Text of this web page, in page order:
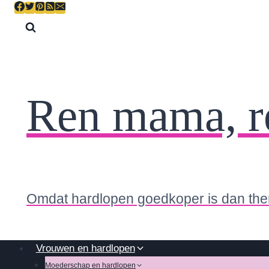
Skip
Ren mama,
Omdat hardlopen goedkoper is dan
Vrouwen en hardlopen
Moederschap en hardlopen